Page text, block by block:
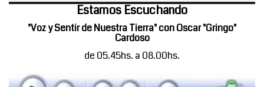
Estamos Escuchando
"Voz y Sentir de Nuestra Tierra" con Oscar "Gringo"
Cardoso
de 05.45hs. a 08.00hs.